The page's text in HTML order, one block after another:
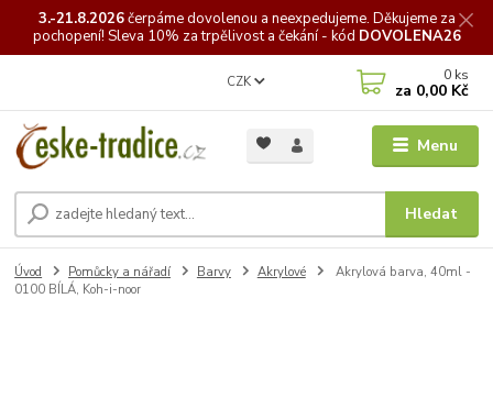
3.-21.8.2026čerpámedovolenou a neexpedujeme. Děkujeme za
pochopení! Sleva 10% za trpělivost a čekání - kód DOVOLENA26
Menu
CZK
Hledat
0 ks
za 0,00 Kč
Úvod Pomůcky a nářadí Barvy Akrylové
Akrylová barva, 40ml -
0100 BÍLÁ, Koh-i-noor